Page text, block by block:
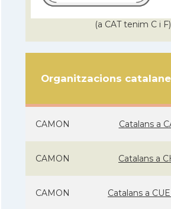
(a CAT tenim C i F)
Organitzacions
CAMON Catalans a
CAMON Catalans a
CAMON Catalans a